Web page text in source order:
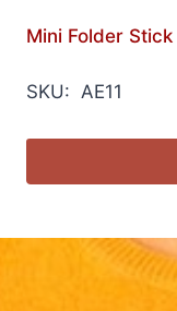
Mini Folder
SKU: AE11